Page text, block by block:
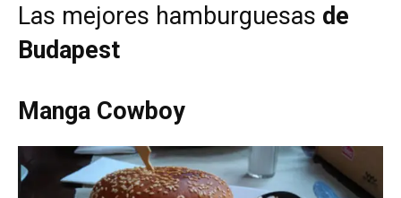
Las mejores hamburguesas de
Budapest
Manga Cowboy